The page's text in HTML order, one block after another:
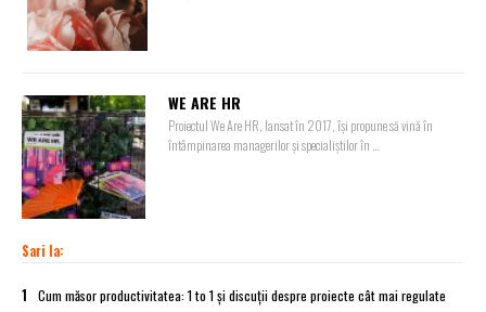
WE ARE HR
Proiectul We Are HR, lansat în 2017, își propune să vină în
întâmpinarea managerilor și specialiștilor în ...
Sari la:
1 Cum măsor productivitatea: 1 to 1 și discuții despre proiecte cât mai regulate